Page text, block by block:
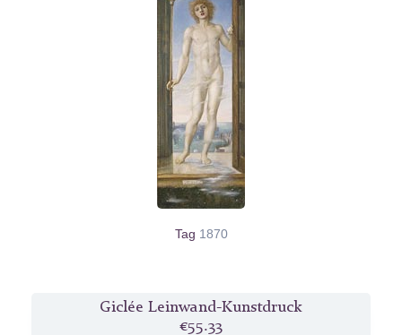
Tag 1870
Giclée Leinwand-Kunstdruck
€55.33